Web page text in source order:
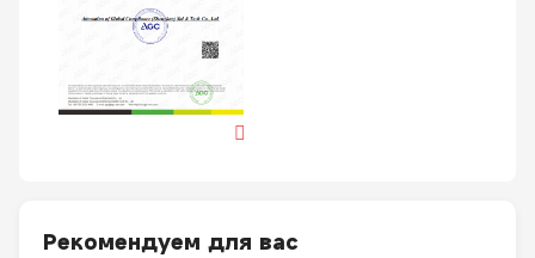
Рекомендуем для вас